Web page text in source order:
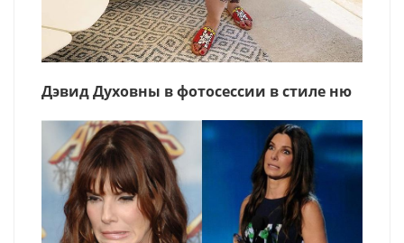
Дэвид Духовны в фотосессии в стиле ню